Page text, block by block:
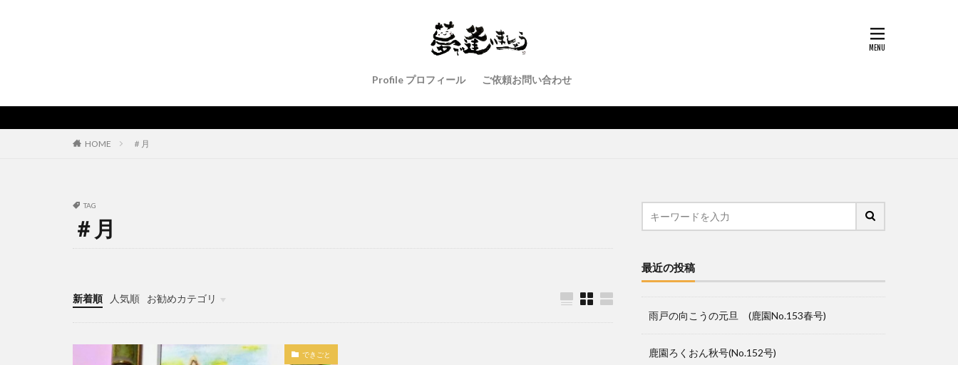
Profile プロフィール ご依頼お問い合わせ
HOME ＃月
TAG
＃月
新着順 人気順
お勧めカテゴリ
作品紹介
できごと
最近の投稿
雨戸の向こうの元旦 (鹿園No.153春号)
鹿園ろくおん秋号(No.152号)